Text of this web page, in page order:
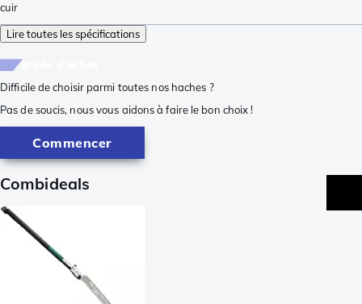
cuir
Lire toutes les spécifications
Difficile de choisir parmi toutes nos haches ?
Pas de soucis, nous vous aidons à faire le bon choix !
Commencer
Combideals